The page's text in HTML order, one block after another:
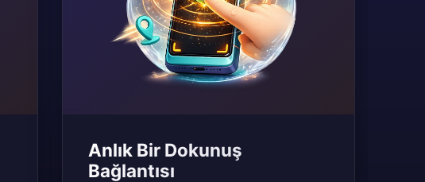
Anlık Bir Dokunuş
Bağlantısı